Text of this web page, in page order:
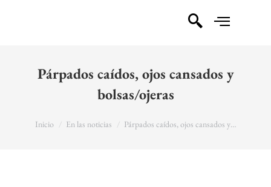
Párpados caídos, ojos cansados y
bolsas/ojeras
You are here:
Inicio En las noticias Párpados caídos, ojos cansados y…